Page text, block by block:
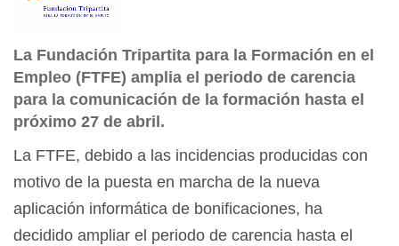
La Fundación Tripartita para la Formación en el
Empleo (FTFE) amplia el periodo de carencia
para la comunicación de la formación hasta el
próximo 27 de abril.
La FTFE, debido a las incidencias producidas con
motivo de la puesta en marcha de la nueva
aplicación informática de bonificaciones, ha
decidido ampliar el periodo de carencia hasta el